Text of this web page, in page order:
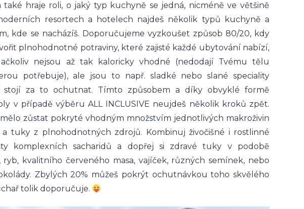
také hraje roli, o jaký typ kuchyně se jedná, nicméně ve většině
resortech a hotelech najdeš několik typů kuchyně a
kde se nacházíš. Doporučujeme vyzkoušet způsob 80/20, kdy
plnohodnotné potraviny, které zajisté každé ubytování nabízí,
nejsou až tak kaloricky vhodné (nedodají Tvému tělu
potřebuje), ale jsou to např. sladké nebo slané speciality
stojí za to ochutnat. Tímto způsobem a díky obvyklé formě
v případě výběru ALL INCLUSIVE neujdeš několik kroků zpět.
zůstat pokryté vhodným množstvím jednotlivých makroživin
a tuky z plnohodnotných zdrojů. Kombinuj živočišné i rostlinné
komplexních sacharidů a dopřej si zdravé tuky v podobě
kvalitního červeného masa, vajíček, různých semínek, nebo
Zbylých 20% můžeš pokrýt ochutnávkou toho skvělého
tolik doporučuje.